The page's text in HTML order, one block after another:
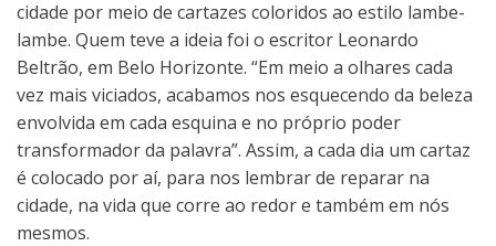
cidade por meio de cartazes coloridos ao estilo lambe-
lambe. Quem teve a ideia foi o escritor Leonardo
Beltrão, em Belo Horizonte. “Em meio a olhares cada
vez mais viciados, acabamos nos esquecendo da beleza
envolvida em cada esquina e no próprio poder
transformador da palavra”. Assim, a cada dia um cartaz
é colocado por aí, para nos lembrar de reparar na
cidade, na vida que corre ao redor e também em nós
mesmos.